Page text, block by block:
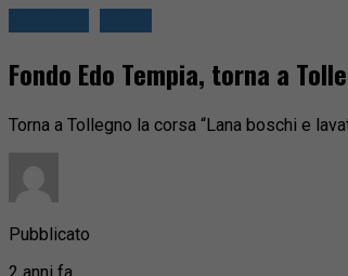
Fondo Edo Tempia, torna a
Torna a Tollegno la corsa “Lana boschi e
Pubblicato